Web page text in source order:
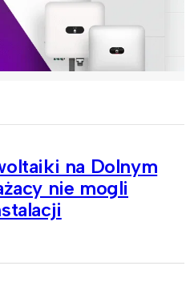
na Dolnym
nie mogli